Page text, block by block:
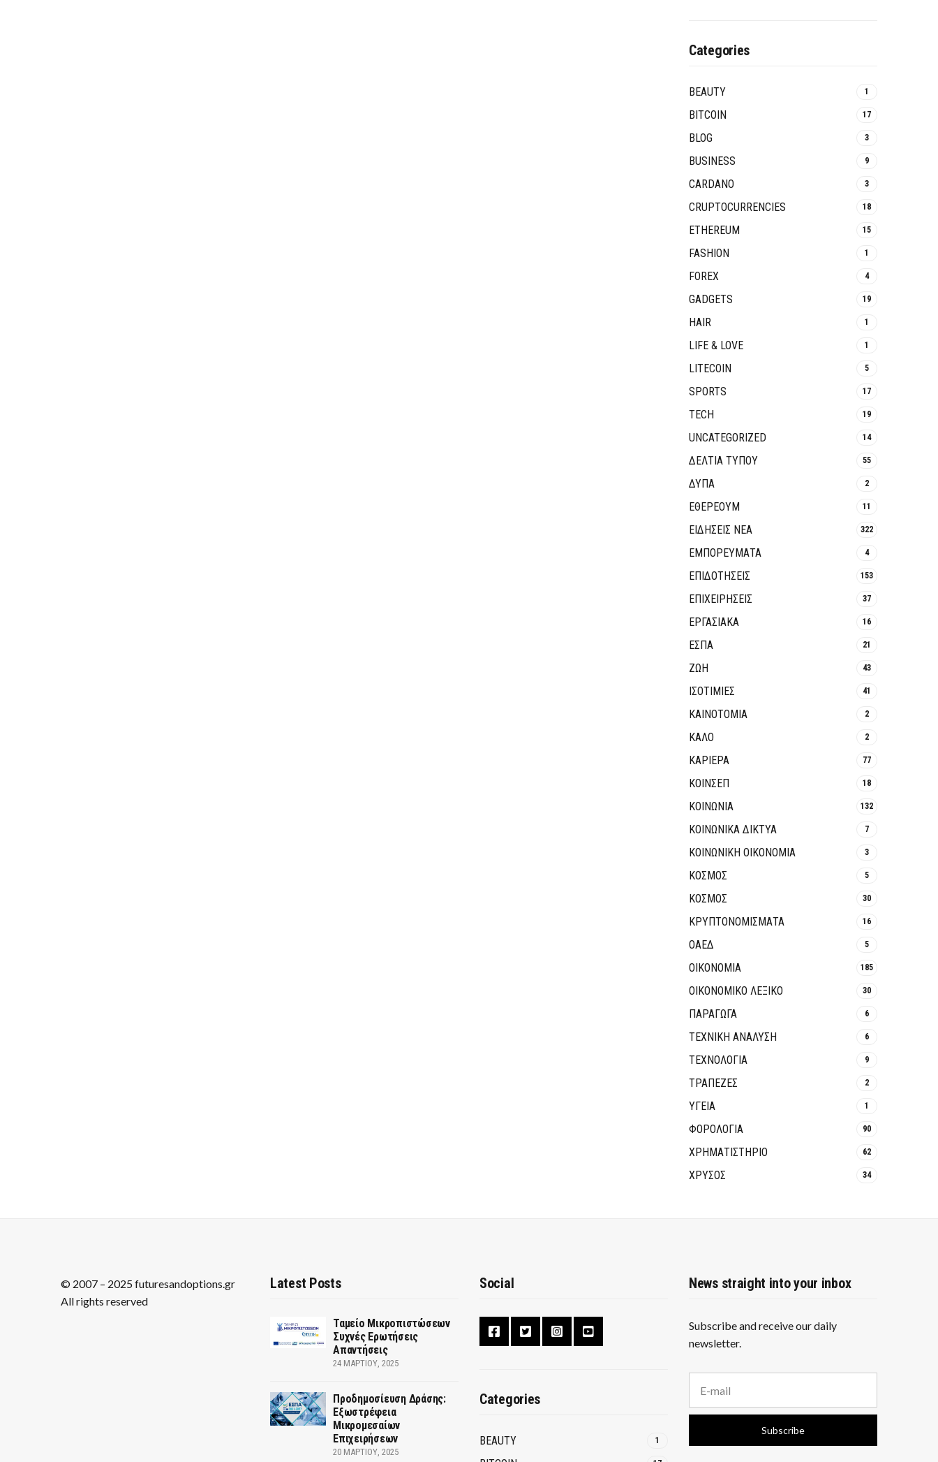
Categories
BEAUTY 1
BITCOIN 17
BLOG 3
BUSINESS 9
CARDANO 3
CRUPTOCURRENCIES 18
ETHEREUM 15
FASHION 1
FOREX 4
GADGETS 19
HAIR 1
LIFE & LOVE 1
LITECOIN 5
SPORTS 17
TECH 19
UNCATEGORIZED 14
ΔΕΛΤΙΑ ΤΥΠΟΥ 55
ΔΥΠΑ 2
ΕΘΈΡΕΟΥΜ 11
ΕΙΔΗΣΕΙΣ ΝΕΑ 322
ΕΜΠΟΡΕΥΜΑΤΑ 4
ΕΠΙΔΟΤΗΣΕΙΣ 153
ΕΠΙΧΕΙΡΗΣΕΙΣ 37
ΕΡΓΑΣΙΑΚΑ 16
ΕΣΠΑ 21
ΖΩΗ 43
ΙΣΟΤΙΜΙΕΣ 41
ΚΑΙΝΟΤΟΜΊΑ 2
ΚΑΛΟ 2
ΚΑΡΙΕΡΑ 77
ΚΟΙΝΣΕΠ 18
ΚΟΙΝΩΝΙΑ 132
ΚΟΙΝΩΝΙΚΆ ΔΊΚΤΥΑ 7
ΚΟΙΝΩΝΙΚΉ ΟΙΚΟΝΟΜΊΑ 3
ΚΟΣΜΟΣ 5
ΚΟΣΜΟΣ 30
ΚΡΥΠΤΟΝΟΜΊΣΜΑΤΑ 16
ΟΑΕΔ 5
ΟΙΚΟΝΟΜΙΑ 185
ΟΙΚΟΝΟΜΙΚΟ ΛΕΞΙΚΟ 30
ΠΑΡΑΓΩΓΑ 6
ΤΕΧΝΙΚΗ ΑΝΑΛΥΣΗ 6
ΤΕΧΝΟΛΟΓΙΑ 9
ΤΡΆΠΕΖΕΣ 2
ΥΓΕΙΑ 1
ΦΟΡΟΛΟΓΙΑ 90
ΧΡΗΜΑΤΙΣΤΗΡΙΟ 62
ΧΡΥΣΟΣ 34
© 2007 – 2025 futuresandoptions.gr
All rights reserved
Latest Posts
Ταμείο Μικροπιστώσεων
Συχνές Ερωτήσεις
Απαντήσεις
24 ΜΑΡΤΊΟΥ, 2025
Προδημοσίευση Δράσης:
Εξωστρέφεια
Μικρομεσαίων
Επιχειρήσεων
20 ΜΑΡΤΊΟΥ, 2025
Social
Categories
BEAUTY 1
News straight into your inbox
Subscribe and receive our daily
newsletter.
a
i
a
Subscribe